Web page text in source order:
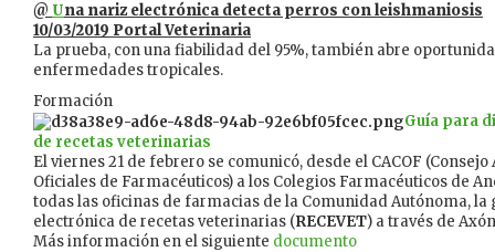
@ Una nariz electrónica detecta perros con leishmaniosis
10/03/2019 Portal Veterinaria
La prueba, con una fiabilidad del 95%, también abre
enfermedades tropicales.
Formación
Guía para
de recetas veterinarias
El viernes 21 de febrero se comunicó, desde el CACOF
Oficiales de Farmacéuticos) a los Colegios Farmacéuticos de
todas las oficinas de farmacias de la Comunidad Autónoma,
electrónica de recetas veterinarias (RECEVET) a través de
Más información en el siguiente documento